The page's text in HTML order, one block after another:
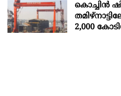
കൊച്ചിന്‍
2,000